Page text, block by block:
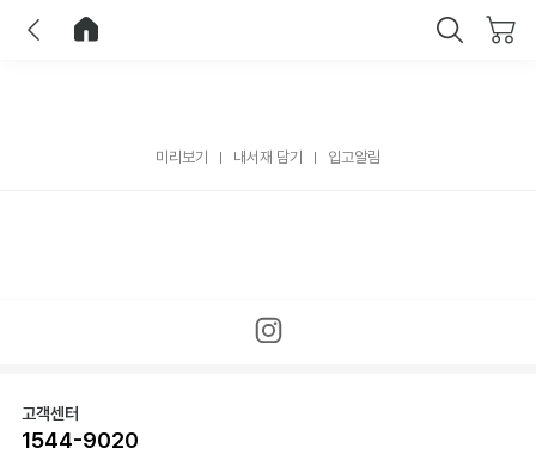
미리보기 내서재 담기 입고알림
고객센터
1544-9020